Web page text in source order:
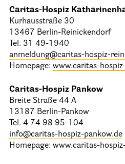
Caritas-Hospiz
Kurhausstraße 30
13467 Berlin-Reinickendorf
Tel. 31 49-1940
anmeldung@caritas-hospiz-
Homepage: www.caritas-
Caritas-Hospiz Pankow
Breite Straße 44 A
13187 Berlin-Pankow
Tel. 4 74 98 95-104
info@caritas-hospiz-pankow.de
Homepage: www.caritas-